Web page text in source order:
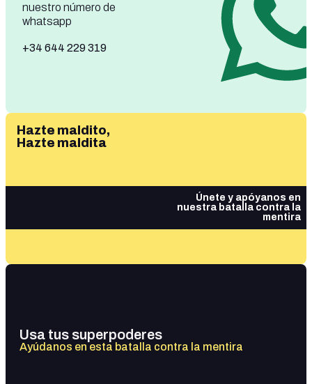
nuestro número de
whatsapp
+34 644 229 319
Hazte maldito,
Hazte maldita
Únete y apóyanos en
nuestra batalla contra la
mentira
Usa tus superpoderes
Ayúdanos en esta batalla contra la mentira